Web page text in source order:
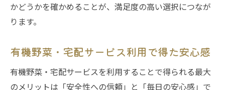
かどうかを確かめることが、満足度の高い選択につなが
ります。
有機野菜・宅配サービス利用で得た安心感
有機野菜・宅配サービスを利用することで得られる最大
のメリットは「安全性への信頼」と「毎日の安心感」で